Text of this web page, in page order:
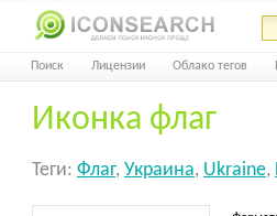
Поиск Лицензии Облако тегов
Иконка флаг
Теги: Флаг, Украина, Ukraine,